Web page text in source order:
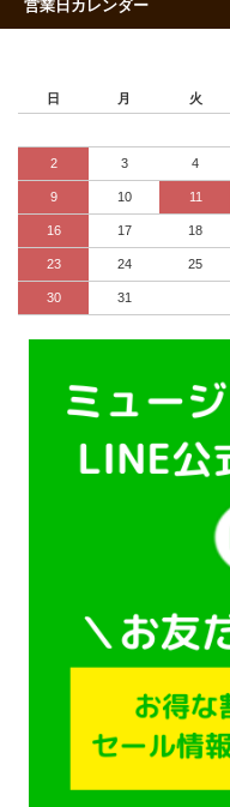
営業日カレンダー
日 月 火
2 3 4
9 10 11
16 17 18
23 24 25
30 31